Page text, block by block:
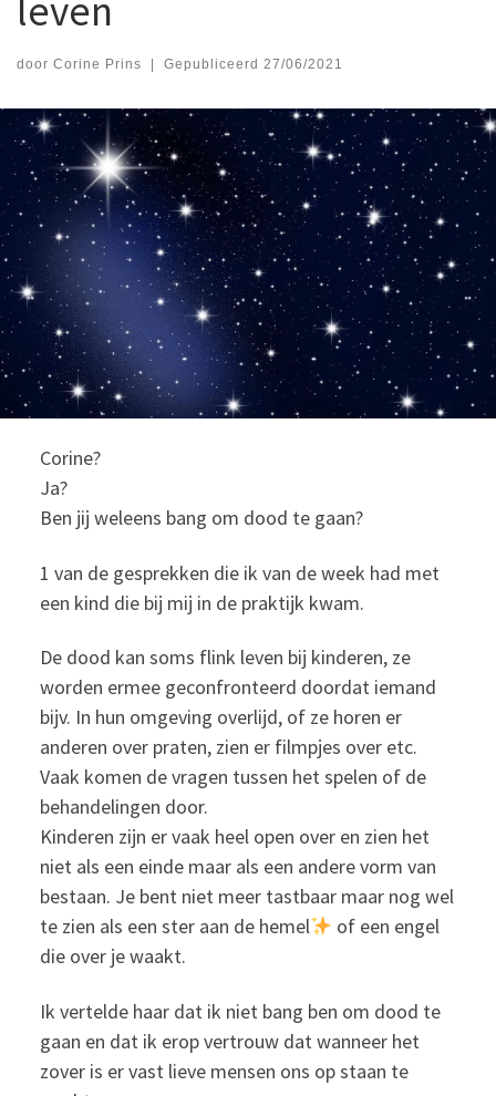
door Corine Prins | Gepubliceerd 27/06/2021
Corine?
Ja?
Ben jij weleens bang om dood te gaan?
1 van de gesprekken die ik van de week had met
een kind die bij mij in de praktijk kwam.
De dood kan soms flink leven bij kinderen, ze
worden ermee geconfronteerd doordat iemand
bijv. In hun omgeving overlijd, of ze horen er
anderen over praten, zien er filmpjes over etc.
Vaak komen de vragen tussen het spelen of de
behandelingen door.
Kinderen zijn er vaak heel open over en zien het
niet als een einde maar als een andere vorm van
bestaan. Je bent niet meer tastbaar maar nog wel
te zien als een ster aan de hemel
of een engel
die over je waakt.
Ik vertelde haar dat ik niet bang ben om dood te
gaan en dat ik erop vertrouw dat wanneer het
zover is er vast lieve mensen ons op staan te